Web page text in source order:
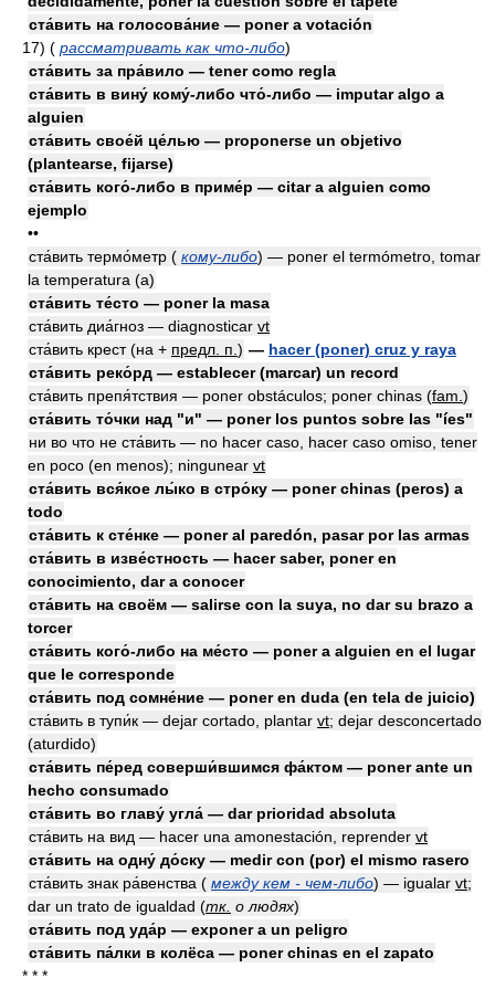
ста́вить на голосова́ние — poner a votación
17) ( рассматривать как что-либо)
ста́вить за пра́вило — tener como regla
ста́вить в вину́ кому́-либо что́-либо — imputar algo a
alguien
ста́вить свое́й це́лью — proponerse un objetivo
(plantearse, fijarse)
ста́вить кого́-либо в приме́р — citar a alguien como
ejemplo
••
ста́вить термо́метр ( кому-либо) — poner el termómetro, tomar
la temperatura (a)
ста́вить те́сто — poner la masa
ста́вить диа́гноз — diagnosticar vt
ста́вить крест (на + предл. п. ) — hacer (poner) cruz y raya
ста́вить реко́рд — establecer (marcar) un record
ста́вить препя́тствия — poner obstáculos; poner chinas (fam. )
ста́вить то́чки над "и" — poner los puntos sobre las "íes"
ни во что не ста́вить — no hacer caso, hacer caso omiso, tener
en poco (en menos); ningunear vt
ста́вить вся́кое лы́ко в стро́ку — poner chinas (peros) a
todo
ста́вить к сте́нке — poner al paredón, pasar por las armas
ста́вить в изве́стность — hacer saber, poner en
conocimiento, dar a conocer
ста́вить на своём — salirse con la suya, no dar su brazo a
torcer
ста́вить кого́-либо на ме́сто — poner a alguien en el lugar
que le corresponde
ста́вить под сомне́ние — poner en duda (en tela de juicio)
ста́вить в тупи́к — dejar cortado, plantar vt; dejar desconcertado
(aturdido)
ста́вить пе́ред соверши́вшимся фа́ктом — poner ante un
hecho consumado
ста́вить во главу́ угла́ — dar prioridad absoluta
ста́вить на вид — hacer una amonestación, reprender vt
ста́вить на одну́ до́ску — medir con (por) el mismo rasero
ста́вить знак ра́венства ( между кем - чем-либо) — igualar vt;
dar un trato de igualdad (тк. о людях)
ста́вить под уда́р — exponer a un peligro
ста́вить па́лки в колёса — poner chinas en el zapato
* * *